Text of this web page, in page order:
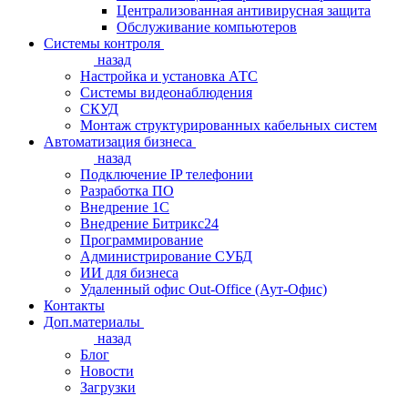
Централизованная антивирусная защита
Обслуживание компьютеров
Системы контроля
назад
Настройка и установка АТС
Системы видеонаблюдения
СКУД
Монтаж структурированных кабельных систем
Автоматизация бизнеса
назад
Подключение IP телефонии
Разработка ПО
Внедрение 1С
Внедрение Битрикс24
Программирование
Администрирование СУБД
ИИ для бизнеса
Удаленный офис Out-Office (Аут-Офис)
Контакты
Доп.материалы
назад
Блог
Новости
Загрузки